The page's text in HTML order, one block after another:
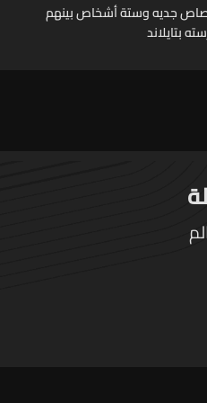
جديه وستة أشخاص بينهم
بتايلاند